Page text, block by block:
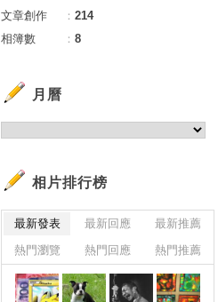
文章創作
： 214
相簿數
： 8
月曆
相片排行榜
最新發表 最新回應
最新推薦
熱門瀏覽
熱門回應 熱門推薦